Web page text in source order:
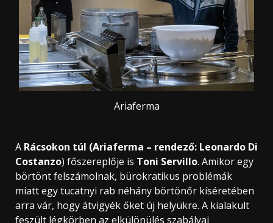
Ariaferma
A Rácsokon túl (Ariaferma – rendező: Leonardo Di
Costanzo) főszereplője is Toni Servillo. Amikor egy
börtönt felszámolnak, bürokratikus problémák
miatt egy tucatnyi rab néhány börtönőr kíséretében
arra vár, hogy átvigyék őket új helyükre. A kialakult
feszült légkörben az elkülönülés szabályai